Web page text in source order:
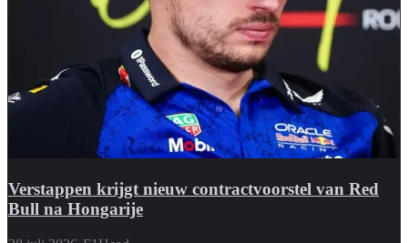
Verstappen krijgt nieuw contractvoorstel van Red
Bull na Hongarije